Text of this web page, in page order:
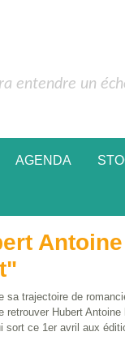
entendre un
AGENDA
sa trajectoire de
retrouver Hubert Antoine
sort ce 1er avril aux